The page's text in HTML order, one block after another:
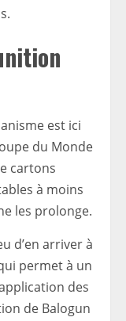
est ici
du Monde
cartons
à moins
les prolonge.
d’en arriver à
permet à un
des
de Balogun